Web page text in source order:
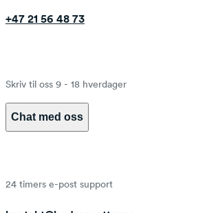
+47 21 56 48 73
Skriv til oss 9 - 18 hverdager
Chat med oss
24 timers e-post support